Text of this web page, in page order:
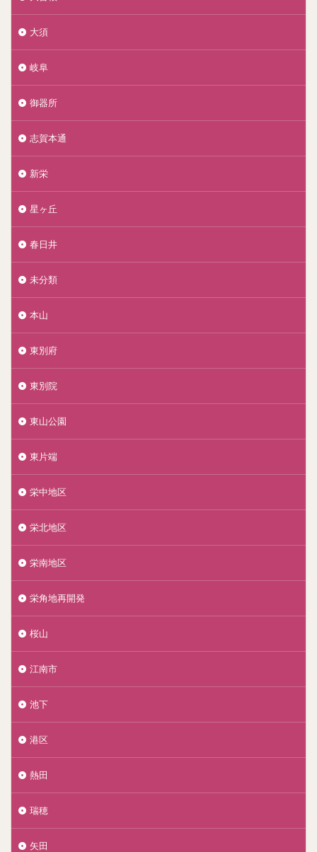
大須
岐阜
御器所
志賀本通
新栄
星ヶ丘
春日井
未分類
本山
東別府
東別院
東山公園
東片端
栄中地区
栄北地区
栄南地区
栄角地再開発
桜山
江南市
池下
港区
熱田
瑞穂
矢田